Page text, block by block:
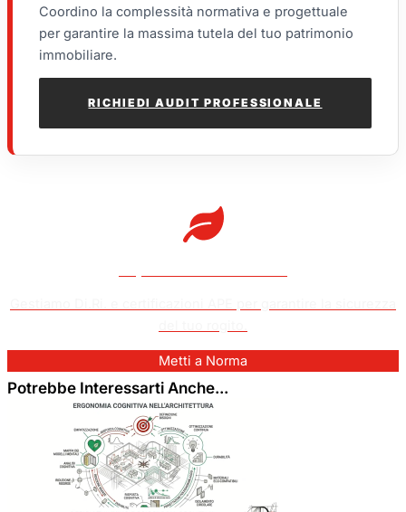
Coordino la complessità normativa e progettuale
per garantire la massima tutela del tuo patrimonio
immobiliare.
RICHIEDI AUDIT PROFESSIONALE
Metti a Norma
Potrebbe Interessarti Anche...